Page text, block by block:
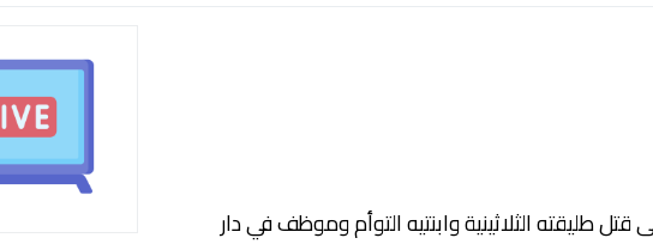
طليقته الثلاثينية وابنتيه التوأم وموظف في دار